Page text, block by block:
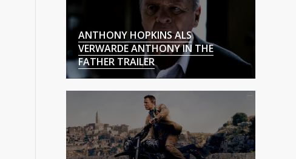
ANTHONY HOPKINS ALS
VERWARDE ANTHONY IN THE
FATHER TRAILER